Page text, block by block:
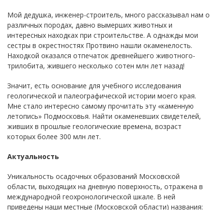
Мой дедушка, инженер-строитель, много рассказывал нам о
различных породах, давно вымерших животных и
интересных находках при строительстве. А однажды мои
сестры в окрестностях Протвино нашли окаменелость.
Находкой оказался отпечаток древнейшего животного-
трилобита, жившего несколько сотен млн лет назад!
Значит, есть основание для учебного исследования
геологической и палеографической истории моего края.
Мне стало интересно самому прочитать эту «каменную
летопись» Подмосковья. Найти окаменевших свидетелей,
живших в прошлые геологические времена, возраст
которых более 300 млн лет.
Актуальность
Уникальность осадочных образований Московской
области, выходящих на дневную поверхность, отражена в
международной геохронологической шкале. В ней
приведены наши местные (Московской области) названия: